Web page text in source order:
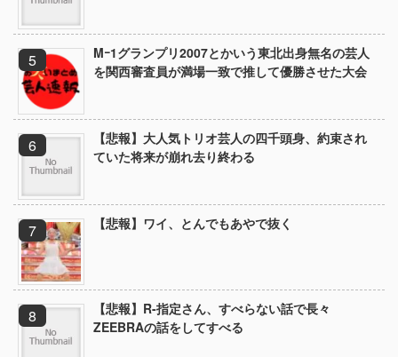
Mｰ1グランプリ2007とかいう東北出身無名の芸人
を関西審査員が満場一致で推して優勝させた大会
【悲報】大人気トリオ芸人の四千頭身、約束され
ていた将来が崩れ去り終わる
【悲報】ワイ、とんでもあやで抜く
【悲報】R-指定さん、すべらない話で長々
ZEEBRAの話をしてすべる